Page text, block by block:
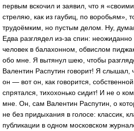
первым вскочил и заявил, что я
стреляю, как из гаубиц, по воробьям»,
трудоёмким, но пустым делом. Ну,
Едва разглядел из-за спин: неожиданно
человек в балахонном, обвислом
обо мне. Я вытянул шею, чтобы
Валентин Распутин говорит! Я слышал,
он — вот он, как говорится,
спрятался, тихохонько сидит! И не о
мне. Он, сам Валентин Распутин, о
не без придыхания в голосе: классик,
публикации в одном московском